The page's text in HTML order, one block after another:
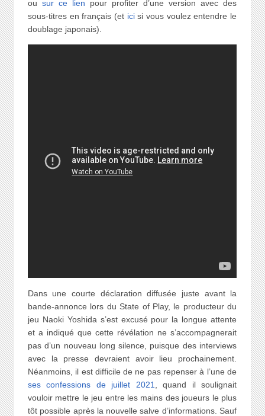
ou sur ce lien pour profiter d’une version avec des
sous-titres en français (et icisi vous voulez entendre le
doublage japonais).
Dans une courte déclaration diffusée juste avant la
bande-annonce lors du State of Play, le producteur du
jeu Naoki Yoshida s’est excusé pour la longue attente
et a indiqué que cette révélation ne s’accompagnerait
pas d’un nouveau long silence, puisque des interviews
avec la presse devraient avoir lieu prochainement.
Néanmoins, il est difficile de ne pas repenser à l’une de
ses confessions de juillet 2021
, quand il soulignait
vouloir mettre le jeu entre les mains des joueurs le plus
tôt possible après la nouvelle salve d’informations. Sauf